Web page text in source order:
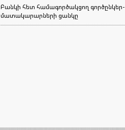
Բանկի հետ համագործակցող գործընկեր-
մատակարարների ցանկը